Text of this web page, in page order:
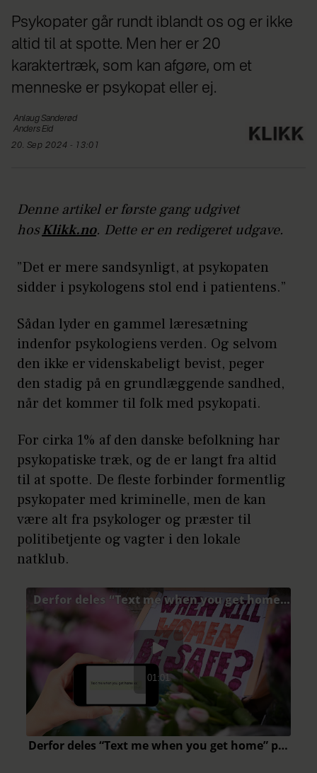
Psykopater går rundt iblandt os og er ikke
altid til at spotte. Men her er 20
karaktertræk, som kan afgøre, om et
menneske er psykopat eller ej.
AnlaugSanderød
AndersEid
20. Sep 2024 - 13:01
Denne artikel er første gang udgivet
hosKlikk.no. Dette er en redigeret udgave.
”Det er mere sandsynligt, at psykopaten
sidder i psykologens stol end i patientens.”
Sådan lyder en gammel læresætning
indenfor psykologiens verden. Og selvom
den ikke er videnskabeligt bevist, peger
den stadig på en grundlæggende sandhed,
når det kommer til folk med psykopati.
For cirka 1% af den danske befolkning har
psykopatiske træk, og de er langt fra altid
til at spotte. De fleste forbinder formentlig
psykopater med kriminelle, men de kan
være alt fra psykologer og præster til
politibetjente og vagter i den lokale
natklub.